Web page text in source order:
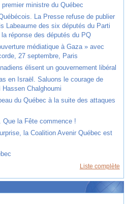
ministre du Québec
La Presse refuse de publier
Labeaume des six députés du Parti
réponse des députés du PQ
médiatique à Gaza » avec
27 septembre, Paris
élisent un gouvernement libéral
en Israël. Saluons le courage de
Chalghoumi
du Québec à la suite des attaques
Que la Fête commence !
la Coalition Avenir Québec est
Liste complète